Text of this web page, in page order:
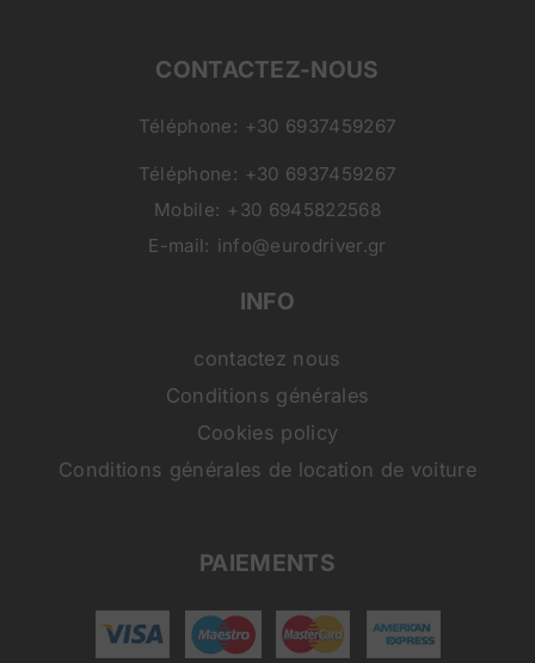
CONTACTEZ-NOUS
Téléphone: +30 6937459267
Téléphone: +30 6937459267
Mobile: +30 6945822568
E-mail: info@eurodriver.gr
INFO
contactez nous
Conditions générales
Cookies policy
Conditions générales de location de voiture
PAIEMENTS